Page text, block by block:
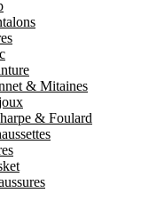
& Mitaines
& Foulard